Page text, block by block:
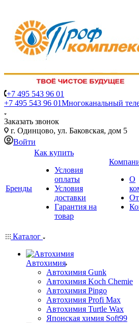
+7 495 543 96 01
+7 495 543 96 01Многоканальный
Заказать звонок
г. Одинцово, ул. Баковская, дом 5
Войти
Бренды
Как купить
Условия
оплаты
Условия
доставки
Гарантия на
товар
О
Каталог
Автохимия
Автохимия Gunk
Автохимия Koch Chemie
Автохимия Pingo
Автохимия Profi Max
Автохимия Turtle Wax
Японская химия Soft99